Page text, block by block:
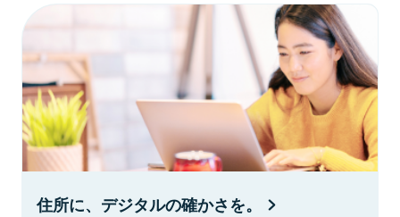
住所に、デジタルの確かさを。